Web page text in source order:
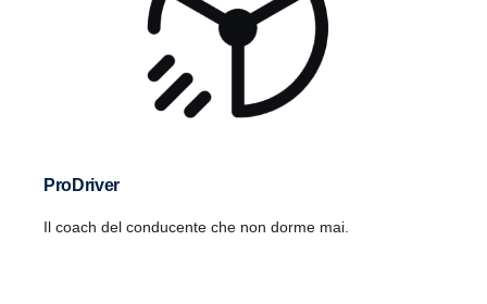
ProDriver
Il coach del conducente che non dorme mai.